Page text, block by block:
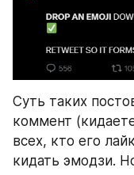
Суть таких
коммент
всех, кто его
кидать эмодзи.